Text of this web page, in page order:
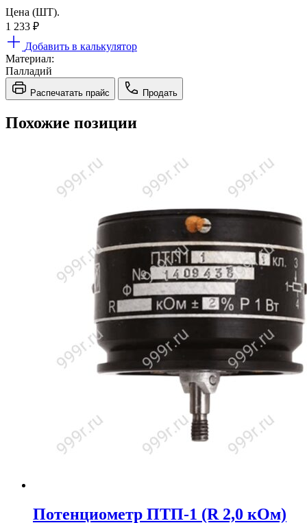
Цена (ШТ).
1 233 ₽
Добавить в калькулятор
Материал:
Палладий
Распечатать прайс Продать
Похожие позиции
Потенциометр ПТП-1 (R 2,0 кОм)